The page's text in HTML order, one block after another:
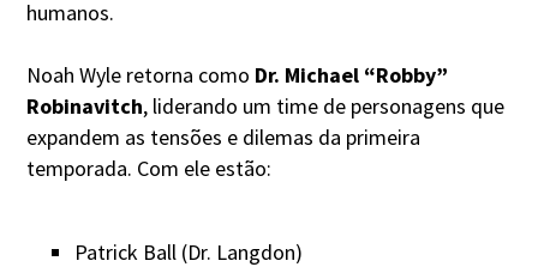
humanos.
Noah Wyle retorna como Dr. Michael “Robby”
Robinavitch, liderando um time de personagens que
expandem as tensões e dilemas da primeira
temporada. Com ele estão:
Patrick Ball (Dr. Langdon)